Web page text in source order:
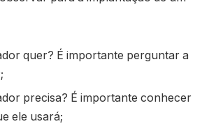
quer? É importante perguntar a
precisa? É importante conhecer
ele usará;